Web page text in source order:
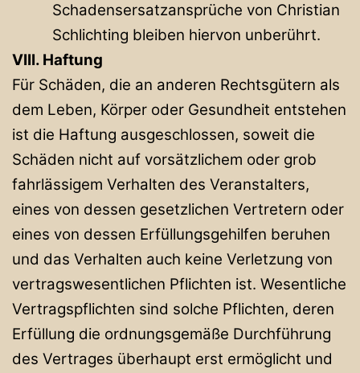
Schadensersatzansprüche von Christian
Schlichting bleiben hiervon unberührt.
VIII. Haftung
Für Schäden, die an anderen Rechtsgütern als
dem Leben, Körper oder Gesundheit entstehen
ist die Haftung ausgeschlossen, soweit die
Schäden nicht auf vorsätzlichem oder grob
fahrlässigem Verhalten des Veranstalters,
eines von dessen gesetzlichen Vertretern oder
eines von dessen Erfüllungsgehilfen beruhen
und das Verhalten auch keine Verletzung von
vertragswesentlichen Pflichten ist. Wesentliche
Vertragspflichten sind solche Pflichten, deren
Erfüllung die ordnungsgemäße Durchführung
des Vertrages überhaupt erst ermöglicht und